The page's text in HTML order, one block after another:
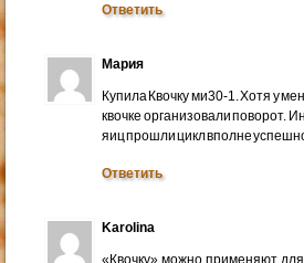
Ответить
Мария
Купила Квочку ми30-1. Хотя у
квочке организовали поворот.
яиц прошли цикл вполне
Ответить
Karolina
«Квочку» можно применяют